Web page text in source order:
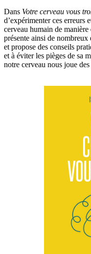
Dans Votre cerveau vous
d’expérimenter ces erreurs
cerveau humain de
présente ainsi de
et propose des conseils
et à éviter les pièges de sa
notre cerveau nous joue